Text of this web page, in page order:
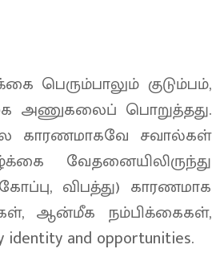
பெரும்பாலும் குடும்பம்,
அணுகலைப் பொறுத்தது.
காரணமாகவே சவால்கள்
வேதனையிலிருந்து
விபத்து) காரணமாக
ஆன்மீக நம்பிக்கைகள்,
and opportunities.